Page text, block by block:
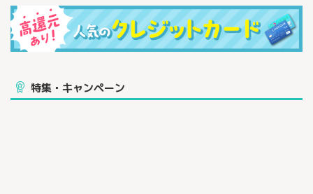
※1カード現物のタッチ決済、iD、カードの差し込み、磁気取引は
対象外です。
※1商業施設内にある店舗などでは、一部ポイント付与の対象とな
りません。
のお支払い分は、
タッチ決済分のポイント還元の対象となりませんので、ご了承く
特集・キャンペーン